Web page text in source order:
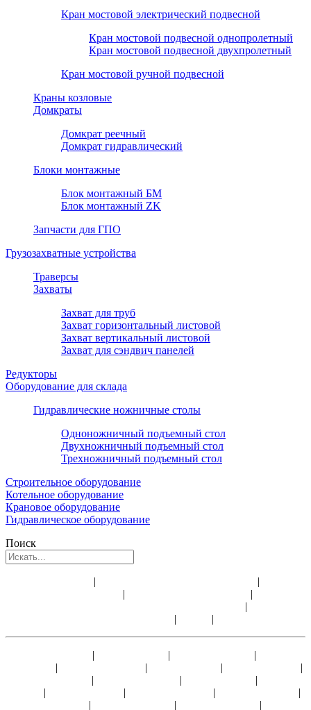
Кран мостовой электрический подвесной
Кран мостовой подвесной однопролетный
Кран мостовой подвесной двухпролетный
Кран мостовой ручной подвесной
Краны козловые
Домкраты
Домкрат реечный
Домкрат гидравлический
Блоки монтажные
Блок монтажный БМ
Блок монтажный ZK
Запчасти для ГПО
Грузозахватные устройства
Траверсы
Захваты
Захват для труб
Захват горизонтальный листовой
Захват вертикальный листовой
Захват для сэндвич панелей
Редукторы
Оборудование для склада
Гидравлические ножничные столы
Одноножничный подъемный стол
Двухножничный подъемный стол
Трехножничный подъемный стол
Строительное оборудование
Котельное оборудование
Крановое оборудование
Гидравлическое оборудование
Поиск
| |
| |
|
| |
| | |
| | |
|
| | |
| | |
|
| | |